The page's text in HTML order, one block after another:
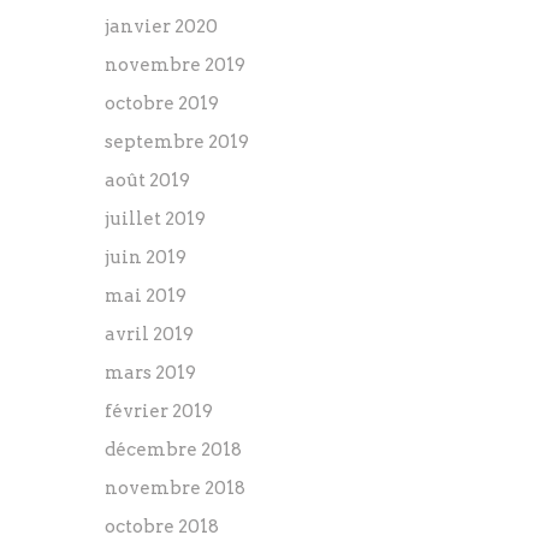
janvier 2020
novembre 2019
octobre 2019
septembre 2019
août 2019
juillet 2019
juin 2019
mai 2019
avril 2019
mars 2019
février 2019
décembre 2018
novembre 2018
octobre 2018